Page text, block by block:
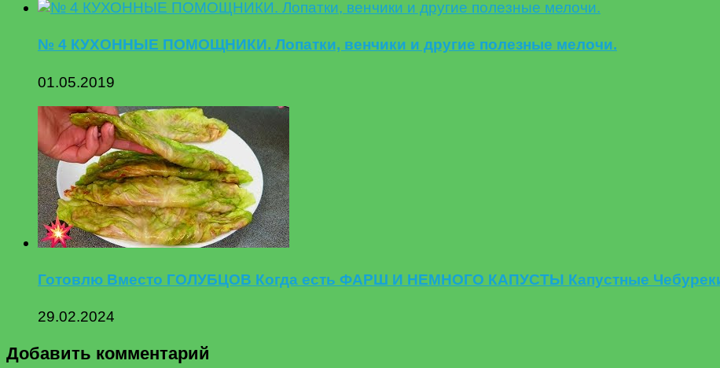
№ 4 КУХОННЫЕ ПОМОЩНИКИ. Лопатки, венчики и другие полезные мелочи.
01.05.2019
Готовлю Вместо ГОЛУБЦОВ Когда есть ФАРШ И НЕМНОГО КАПУСТЫ Капустные Чебуреки
29.02.2024
Добавить комментарий